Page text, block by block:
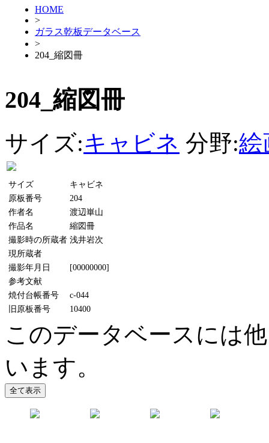
HOME
>
ガラス乾板データベース
>
204_縮図冊
204_縮図冊
サイズ:キャビネ 分野:絵
サイズ
キャビネ
原板番号
204
作者名
渡辺崋山
作品名
縮図冊
撮影時の所蔵者 浅井岩次
現所蔵者
撮影年月日
[00000000]
参考文献
焼付台帳番号
c-044
旧原板番号
10400
このデータベースには
います。